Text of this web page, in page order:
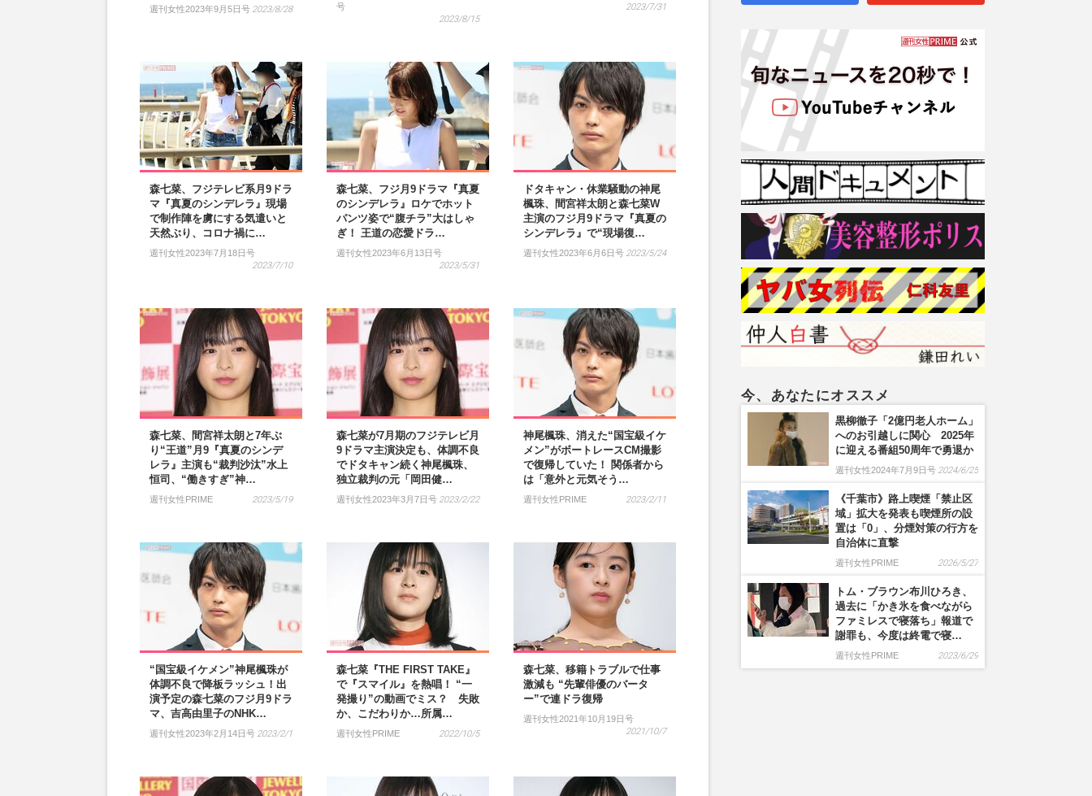
週刊女性2023年9月5日号 2023/8/28
号
2023/8/15
2023/7/31
森七菜、フジテレビ系月9ドラ
マ『真夏のシンデレラ』現場
で制作陣を虜にする気遣いと
天然ぶり、コロナ禍に…
週刊女性2023年7月18日号
2023/7/10
森七菜、フジ月9ドラマ『真夏
のシンデレラ』ロケでホット
パンツ姿で“腹チラ”大はしゃ
ぎ！ 王道の恋愛ドラ…
週刊女性2023年6月13日号
2023/5/31
ドタキャン・休業騒動の神尾
楓珠、間宮祥太朗と森七菜W
主演のフジ月9ドラマ『真夏の
シンデレラ』で“現場復…
週刊女性2023年6月6日号 2023/5/24
森七菜、間宮祥太朗と7年ぶ
り“王道”月9『真夏のシンデ
レラ』主演も“裁判沙汰”水上
恒司、“働きすぎ”神…
週刊女性PRIME 2023/5/19
森七菜が7月期のフジテレビ月
9ドラマ主演決定も、体調不良
でドタキャン続く神尾楓珠、
独立裁判の元「岡田健…
週刊女性2023年3月7日号 2023/2/22
神尾楓珠、消えた“国宝級イケ
メン”がボートレースCM撮影
で復帰していた！ 関係者から
は「意外と元気そう…
週刊女性PRIME 2023/2/11
“国宝級イケメン”神尾楓珠が
体調不良で降板ラッシュ！出
演予定の森七菜のフジ月9ドラ
マ、吉高由里子のNHK…
週刊女性2023年2月14日号 2023/2/1
森七菜『THE FIRST TAKE』
で『スマイル』を熱唱！ “一
発撮り”の動画でミス？ 失敗
か、こだわりか…所属…
週刊女性PRIME 2022/10/5
森七菜、移籍トラブルで仕事
激減も “先輩俳優のバータ
ー”で連ドラ復帰
週刊女性2021年10月19日号
2021/10/7
勝てる10食材」徹底活用マ
満点の“早見シート”簡単管
理で手軽にがん予防
【大阪より強引？】横浜
ン”の現状
《開業1周年》倒産寸前・
ガラガラ…酷評だらけの
『ジャングリア沖縄』「ス
コールダンス」がプチバズ
り、路線変更で巻き返しか
今、あなたにオススメ
黒柳徹子「2億円老人ホーム」
へのお引越しに関心 2025年
に迎える番組50周年で勇退か
週刊女性2024年7月9日号 2024/6/25
《千葉市》路上喫煙「禁止区
域」拡大を発表も喫煙所の設
置は「0」、分煙対策の行方を
自治体に直撃
週刊女性PRIME 2026/5/27
トム・ブラウン布川ひろき、
過去に「かき氷を食べながら
ファミレスで寝落ち」報道で
謝罪も、今度は終電で寝…
週刊女性PRIME 2023/6/29